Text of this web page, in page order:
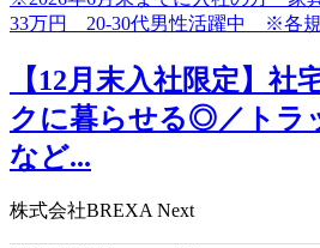
【12月末入社限定】社
クに暮らせる◎／トラ
など...
株式会社BREXA Next